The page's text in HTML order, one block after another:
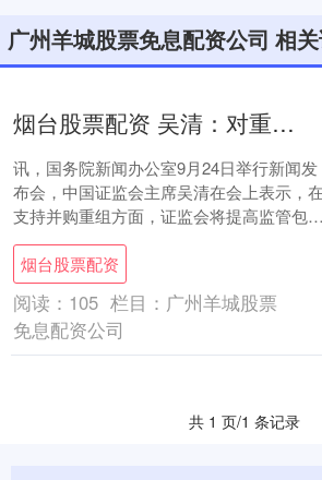
广州羊城股票免息配资公司 相
烟台股票配资 吴清：对重组估值、业绩承诺等事项，根据实际情况提升监管包容度
讯，国务院新闻办公室9月24日举行新闻发
布会，中国证监会主席吴清在会上表示，在
支持并购重组方面，证监会将提高监管包容
度烟台股票配资，在遵守规则的同时，尊重
市场规....
烟台股票配资
阅读： 105 栏目： 广州羊城股票
免息配资公司
共 1 页/1 条记录